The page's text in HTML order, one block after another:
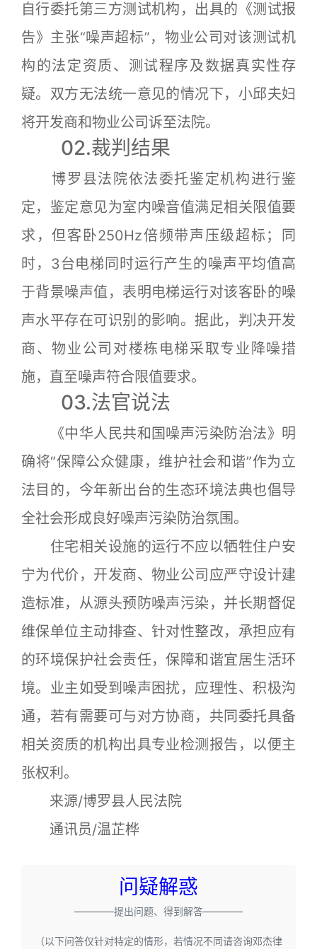
自行委托第三方测试机构，出具的《测试报
告》主张“噪声超标”，物业公司对该测试机
构的法定资质、测试程序及数据真实性存
疑。双方无法统一意见的情况下，小邱夫妇
将开发商和物业公司诉至法院。
02.裁判结果
博罗县法院依法委托鉴定机构进行鉴
定，鉴定意见为室内噪音值满足相关限值要
求，但客卧250Hz倍频带声压级超标；同
时，3台电梯同时运行产生的噪声平均值高
于背景噪声值，表明电梯运行对该客卧的噪
声水平存在可识别的影响。据此，判决开发
商、物业公司对楼栋电梯采取专业降噪措
施，直至噪声符合限值要求。
03.法官说法
《中华人民共和国噪声污染防治法》明
确将“保障公众健康，维护社会和谐”作为立
法目的，今年新出台的生态环境法典也倡导
全社会形成良好噪声污染防治氛围。
住宅相关设施的运行不应以牺牲住户安
宁为代价，开发商、物业公司应严守设计建
造标准，从源头预防噪声污染，并长期督促
维保单位主动排查、针对性整改，承担应有
的环境保护社会责任，保障和谐宜居生活环
境。业主如受到噪声困扰，应理性、积极沟
通，若有需要可与对方协商，共同委托具备
相关资质的机构出具专业检测报告，以便主
张权利。
来源/博罗县人民法院
通讯员/温芷桦
问疑解惑
————提出问题、得到解答————
（以下问答仅针对特定的情形，若情况不同请咨询邓杰律